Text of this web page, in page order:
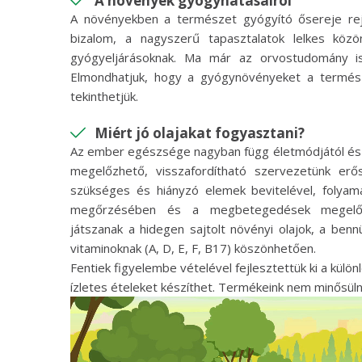
A növényekben a természet gyógyító ősereje
bizalom, a nagyszerű tapasztalatok lelkes
gyógyeljárásoknak. Ma már az orvostudomány
Elmondhatjuk, hogy a gyógynövényeket a
tekinthetjük.
Miért jó olajakat fogyasztani?
Az ember egészsége nagyban függ életmódjától
megelőzhető, visszafordítható szervezetünk
szükséges és hiányzó elemek bevitelével,
megőrzésében és a megbetegedések
játszanak a hidegen sajtolt növényi olajok, a
vitaminoknak (A, D, E, F, B17) köszönhetően.
Fentiek figyelembe vételével fejlesztettük ki a
ízletes ételeket készíthet. Termékeink nem